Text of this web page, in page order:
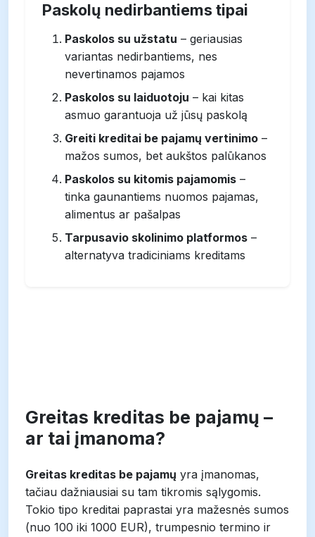
Paskolų nedirbantiems tipai
Paskolos su užstatu – geriausias
variantas nedirbantiems, nes
nevertinamos pajamos
Paskolos su laiduotoju – kai kitas
asmuo garantuoja už jūsų paskolą
Greiti kreditai be pajamų vertinimo –
mažos sumos, bet aukštos palūkanos
Paskolos su kitomis pajamomis –
tinka gaunantiems nuomos pajamas,
alimentus ar pašalpas
Tarpusavio skolinimo platformos –
alternatyva tradiciniams kreditams
Greitas kreditas be pajamų –
ar tai įmanoma?
Greitas kreditas be pajamų yra įmanomas,
tačiau dažniausiai su tam tikromis sąlygomis.
Tokio tipo kreditai paprastai yra mažesnės sumos
(nuo 100 iki 1000 EUR), trumpesnio termino ir